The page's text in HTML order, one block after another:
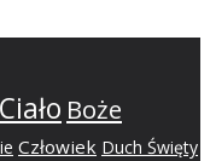
Boże
Człowiek Duch Święty